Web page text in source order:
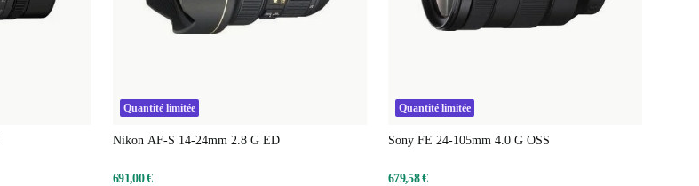
Quantité limitée
Nikon AF-S 14-24mm 2.8 G ED
691,00 €
Quantité limitée
Sony FE 24-105mm 4.0 G OSS
679,58 €